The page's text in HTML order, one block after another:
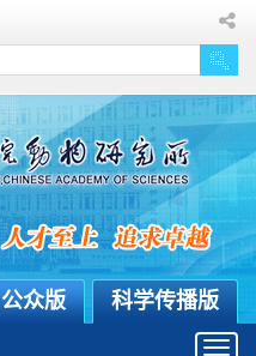
科学传播版
公众版